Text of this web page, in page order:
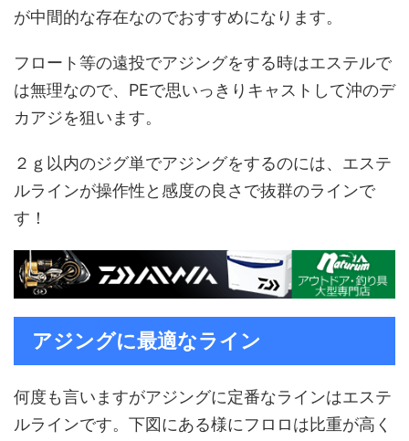
が中間的な存在なのでおすすめになります。
フロート等の遠投でアジングをする時はエステルで
は無理なので、PEで思いっきりキャストして沖のデ
カアジを狙います。
２ｇ以内のジグ単でアジングをするのには、エステ
ルラインが操作性と感度の良さで抜群のラインで
す！
アジングに最適なライン
何度も言いますがアジングに定番なラインはエステ
ルラインです。下図にある様にフロロは比重が高く